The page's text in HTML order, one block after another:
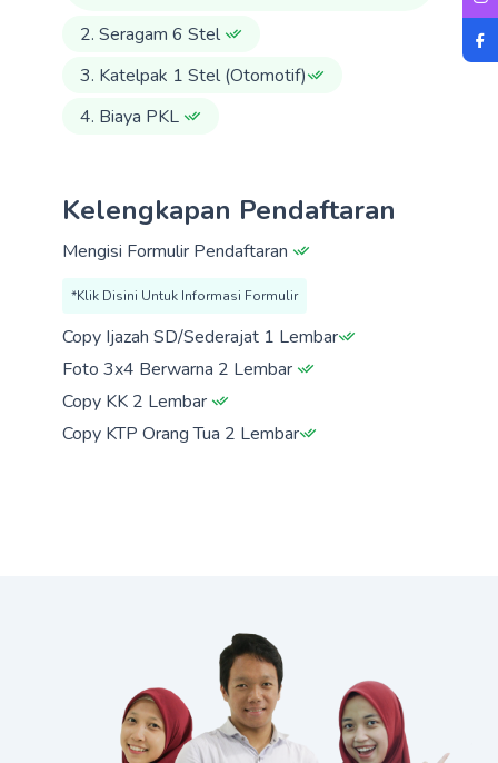
2. Seragam 6 Stel
3. Katelpak 1 Stel (Otomotif)
4. Biaya PKL
Kelengkapan Pendaftaran
Mengisi Formulir Pendaftaran
*Klik Disini Untuk Informasi Formulir
Copy Ijazah SD/Sederajat 1 Lembar
Foto 3x4 Berwarna 2 Lembar
Copy KK 2 Lembar
Copy KTP Orang Tua 2 Lembar